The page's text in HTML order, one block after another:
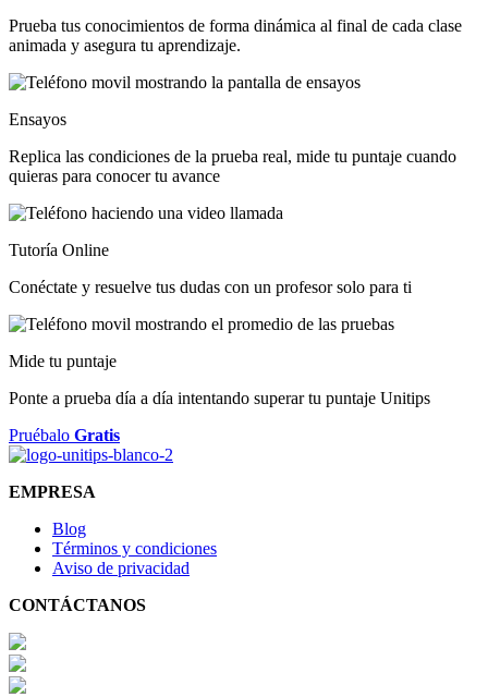
Prueba tus conocimientos de forma dinámica al final de cada clase
animada y asegura tu aprendizaje.
Ensayos
Replica las condiciones de la prueba real, mide tu puntaje cuando
quieras para conocer tu avance
Tutoría Online
Conéctate y resuelve tus dudas con un profesor solo para ti
Mide tu puntaje
Ponte a prueba día a día intentando superar tu puntaje Unitips
Pruébalo Gratis
EMPRESA
Blog
Términos y condiciones
Aviso de privacidad
CONTÁCTANOS